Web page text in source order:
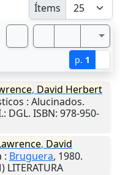
Ítems
p. 1
, David Herbert
: Alucinados.
: DGL. ISBN: 978-950-
, David
: Bruguera, 1980.
LITERATURA